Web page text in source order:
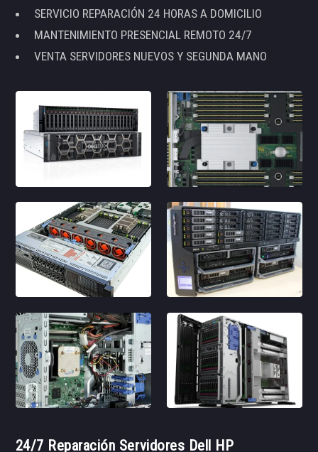
SERVICIO REPARACIÓN 24 HORAS A DOMICILIO
MANTENIMIENTO PRESENCIAL REMOTO 24/7
VENTA SERVIDORES NUEVOS Y SEGUNDA MANO
24/7 Reparación Servidores Dell HP